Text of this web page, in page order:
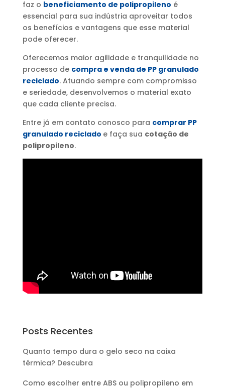
faz o beneficiamento de polipropileno é
essencial para sua indústria aproveitar todos
os benefícios e vantagens que esse material
pode oferecer.
Oferecemos maior agilidade e tranquilidade no
processo de compra e venda de PP granulado
reciclado. Atuando sempre com compromisso
e seriedade, desenvolvemos o material exato
que cada cliente precisa.
Entre já em contato conosco para comprar PP
granulado reciclado e faça sua cotação de
polipropileno.
Posts Recentes
Quanto tempo dura o gelo seco na caixa
térmica? Descubra
Como escolher entre ABS ou polipropileno em